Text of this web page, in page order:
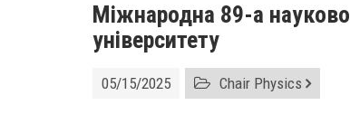
Міжнародна 89-а
університету
05/15/2025 Chair Physics